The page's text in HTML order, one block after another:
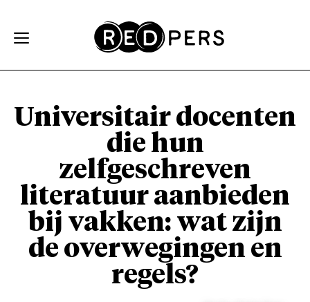
Universitair docenten
die hun
zelfgeschreven
literatuur aanbieden
bij vakken: wat zijn
de overwegingen en
regels?